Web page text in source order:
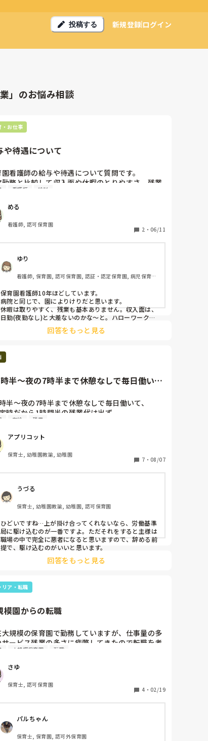
投稿する 新規登録ログイン
業」のお悩み相談
・お仕事
や待遇について
看護師の給与や待遇について質問です。
勤務と比較して収入面や休暇のとりやすさ、残業
無などはどのように感じていますか？
ことがあれば差し支えない範囲で教えていただき
です。
看護師 給料
める
看護師, 認可保育園
2 ・ 06/11
ゆり
看護師, 保育園, 認可保育園, 認証・認定保育園, 病児保育,
保育園看護師10年ほどしています。
病院と同じで、園によりけりだと思います。
休暇は取りやすく、残業も基本ありません。収入面は、
日勤(夜勤なし)と大差ないのかな～と。ハローワーク見
てても、時給が同じぐらいです。働きやすさは、上司や
同僚保育士との関係性によりますね。
回答をもっと見る
半〜夜の7時半まで休憩なしで毎日働い
半〜夜の7時半まで休憩なしで毎日働いて、
時だから1時間半の残業代は出ず、
帰ってからも日案と溜まっている仕事をやり、
ることも。
いのが給食の時間。年少35人を2人で見ている
あちこちで「先生こぼした」コール。ご飯なんて
れない。
どうにかするしかない。
もいるのにグレーの子が7人くらいいて正直手に
ない。
きや片付け一つに導入をしないといけなくそれを
違うものを考えるのが苦痛。
も忌引きなど自分の使いたいときに使えず、
みなどの園児がいない時に勝手に使われる。
有給も結局宿題が山ほど出されるのでゆっくり休
らないです。
有給 残業
アプリコット
保育士, 幼稚園教諭, 幼稚園
7 ・ 08/07
うづる
保育士, 幼稚園教諭, 幼稚園, 認可保育園
ひどいですね…上が掛け合ってくれないなら、労働基準
局に駆け込むのが一番ですよ。ただそれをすると主様は
職場の中で完全に悪者になると思いますので、辞める前
提で、駆け込むのがいいと思います。
回答をもっと見る
リア・転職
模園からの転職
大規模の保育園で勤務していますが、仕事量の多
サービス残業の多さに疲弊してきたので転職を考
います。乳児の経験の方が多いので行事の規模感
模園から小規模園に転職された方どんな感じに変
か教えてほしいです！
小規模保育園 転職
さゆ
保育士, 認可保育園
4 ・ 02/19
パルちゃん
保育士, 保育園, 認可外保育園